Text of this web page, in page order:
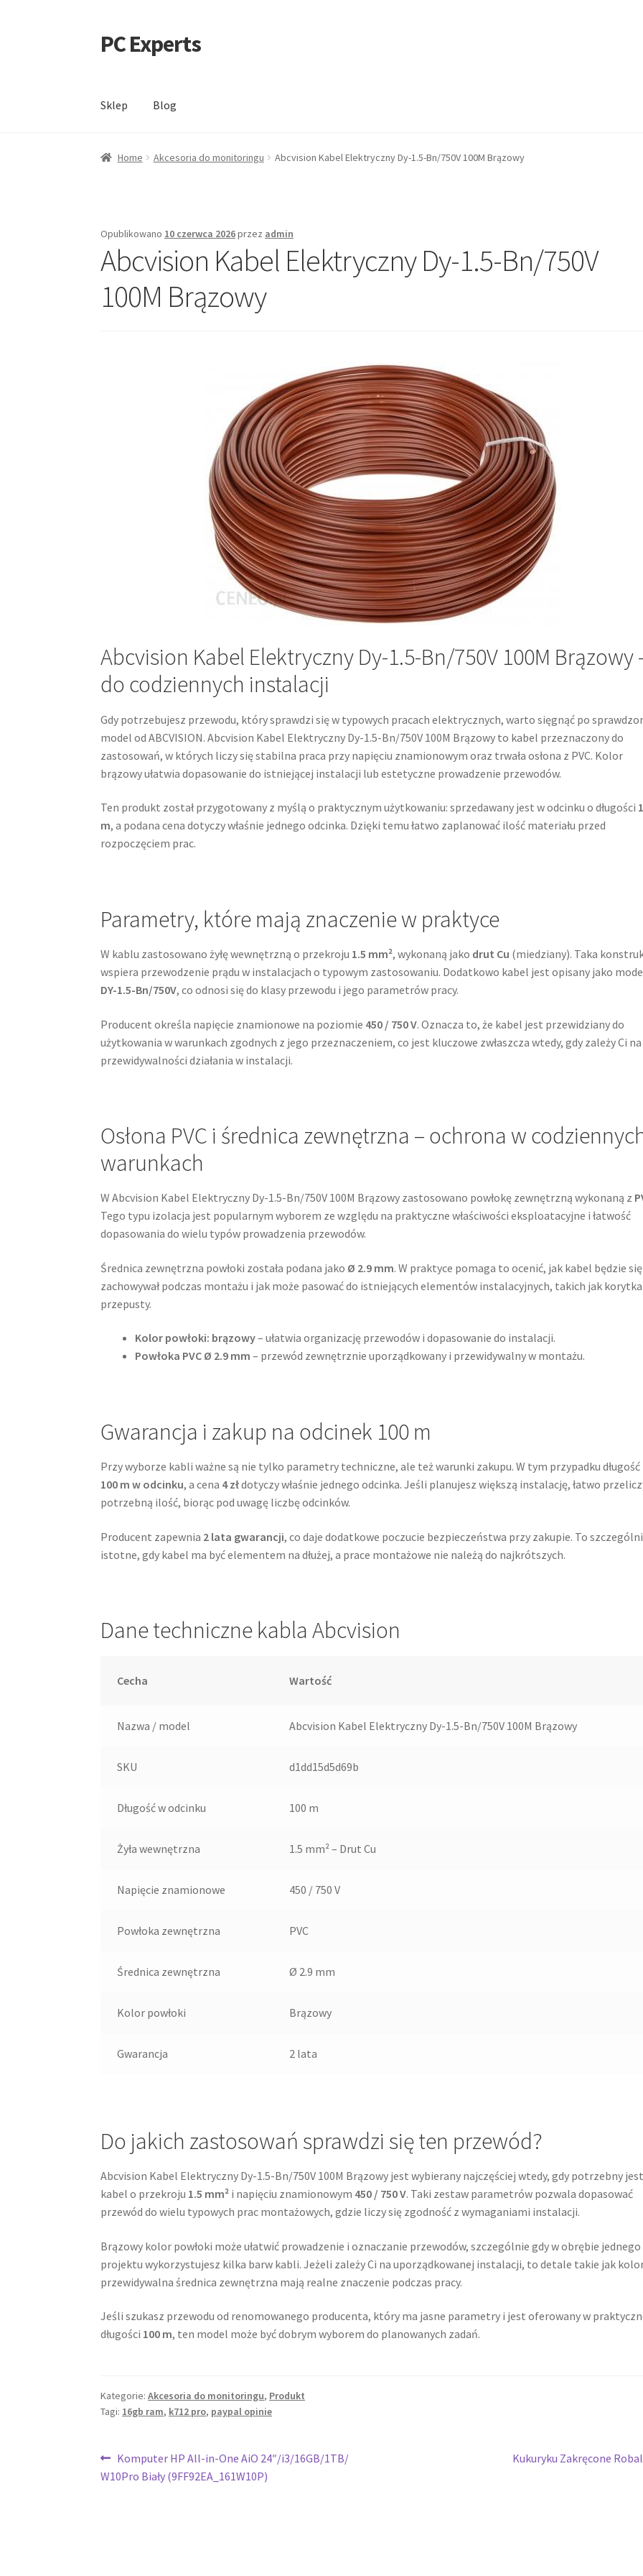
Przejdź
do
Przejdź
do
PC Experts
Sklep Blog
Home Akcesoria do monitoringu Abcvision Kabel Elektryczny Dy-1.5-Bn/750V 100M Brązowy
Opublikowano 10 czerwca 2026przez admin
Abcvision Kabel Elektryczny Dy-1.5-Bn/750V
100M Brązowy
Abcvision Kabel Elektryczny Dy-1.5-Bn/750V 100M Brązowy
do codziennych instalacji
Gdy potrzebujesz przewodu, który sprawdzi się w typowych pracach elektrycznych, warto sięgnąć po
model od ABCVISION. Abcvision Kabel Elektryczny Dy-1.5-Bn/750V 100M Brązowy to kabel przeznaczony do
zastosowań, w których liczy się stabilna praca przy napięciu znamionowym oraz trwała osłona z PVC. Kolor
brązowy ułatwia dopasowanie do istniejącej instalacji lub estetyczne prowadzenie przewodów.
Ten produkt został przygotowany z myślą o praktycznym użytkowaniu: sprzedawany jest w odcinku o długości
m, a podana cena dotyczy właśnie jednego odcinka. Dzięki temu łatwo zaplanować ilość materiału przed
rozpoczęciem prac.
Parametry, które mają znaczenie w praktyce
W kablu zastosowano żyłę wewnętrzną o przekroju 1.5 mm², wykonaną jako drut Cu (miedziany). Taka
wspiera przewodzenie prądu w instalacjach o typowym zastosowaniu. Dodatkowo kabel jest opisany jako
DY-1.5-Bn/750V, co odnosi się do klasy przewodu i jego parametrów pracy.
Producent określa napięcie znamionowe na poziomie 450 / 750 V. Oznacza to, że kabel jest przewidziany do
użytkowania w warunkach zgodnych z jego przeznaczeniem, co jest kluczowe zwłaszcza wtedy, gdy zależy Ci na
przewidywalności działania w instalacji.
Osłona PVC i średnica zewnętrzna – ochrona w
warunkach
W Abcvision Kabel Elektryczny Dy-1.5-Bn/750V 100M Brązowy zastosowano powłokę zewnętrzną wykonaną z
Tego typu izolacja jest popularnym wyborem ze względu na praktyczne właściwości eksploatacyjne i łatwość
dopasowania do wielu typów prowadzenia przewodów.
Średnica zewnętrzna powłoki została podana jako Ø 2.9 mm. W praktyce pomaga to ocenić, jak kabel będzie się
zachowywał podczas montażu i jak może pasować do istniejących elementów instalacyjnych, takich jak
przepusty.
Kolor powłoki: brązowy– ułatwia organizację przewodów i dopasowanie do instalacji.
Powłoka PVC Ø 2.9 mm – przewód zewnętrznie uporządkowany i przewidywalny w montażu.
Gwarancja i zakup na odcinek 100 m
Przy wyborze kabli ważne są nie tylko parametry techniczne, ale też warunki zakupu. W tym przypadku
100 m w odcinku, a cena 4 złdotyczy właśnie jednego odcinka. Jeśli planujesz większą instalację, łatwo
potrzebną ilość, biorąc pod uwagę liczbę odcinków.
Producent zapewnia 2 lata gwarancji, co daje dodatkowe poczucie bezpieczeństwa przy zakupie. To
istotne, gdy kabel ma być elementem na dłużej, a prace montażowe nie należą do najkrótszych.
Dane techniczne kabla Abcvision
Cecha Wartość
Nazwa / model Abcvision Kabel Elektryczny Dy-1.5-Bn/750V 100M Brązowy
SKU d1dd15d5d69b
Długość w odcinku 100 m
Żyła wewnętrzna 1.5 mm² – Drut Cu
Napięcie znamionowe 450 / 750 V
Powłoka zewnętrzna PVC
Średnica zewnętrzna Ø 2.9 mm
Kolor powłoki Brązowy
Gwarancja 2 lata
Do jakich zastosowań sprawdzi się ten przewód?
Abcvision Kabel Elektryczny Dy-1.5-Bn/750V 100M Brązowy jest wybierany najczęściej wtedy, gdy potrzebny jest
kabel o przekroju 1.5 mm² i napięciu znamionowym 450 / 750 V. Taki zestaw parametrów pozwala dopasować
przewód do wielu typowych prac montażowych, gdzie liczy się zgodność z wymaganiami instalacji.
Brązowy kolor powłoki może ułatwić prowadzenie i oznaczanie przewodów, szczególnie gdy w obrębie jednego
projektu wykorzystujesz kilka barw kabli. Jeżeli zależy Ci na uporządkowanej instalacji, to detale takie jak
przewidywalna średnica zewnętrzna mają realne znaczenie podczas pracy.
Jeśli szukasz przewodu od renomowanego producenta, który ma jasne parametry i jest oferowany w
długości 100 m, ten model może być dobrym wyborem do planowanych zadań.
Kategorie:Akcesoria do monitoringu, Produkt
Tagi: 16gb ram, k712 pro, paypal opinie
Nawigacja
wpisu
Poprzedni
wpis:
Komputer HP All-in-One AiO 24″/i3/16GB/1TB/
W10Pro Biały (9FF92EA_161W10P)
Następny
Kukuryku Zakręcone